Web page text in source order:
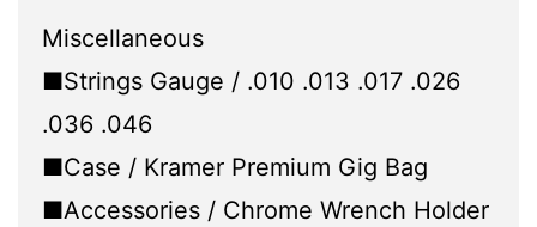
Miscellaneous
■Strings Gauge / .010 .013 .017 .026
.036 .046
■Case / Kramer Premium Gig Bag
■Accessories / Chrome Wrench Holder